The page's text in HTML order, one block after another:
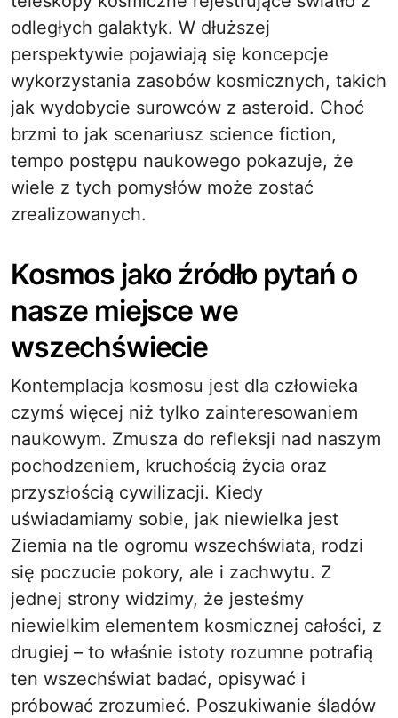
odległych galaktyk. W dłuższej
perspektywie pojawiają się koncepcje
wykorzystania zasobów kosmicznych, takich
jak wydobycie surowców z asteroid. Choć
brzmi to jak scenariusz science fiction,
tempo postępu naukowego pokazuje, że
wiele z tych pomysłów może zostać
zrealizowanych.
Kosmos jako źródło pytań o
nasze miejsce we
wszechświecie
Kontemplacja kosmosu jest dla człowieka
czymś więcej niż tylko zainteresowaniem
naukowym. Zmusza do refleksji nad naszym
pochodzeniem, kruchością życia oraz
przyszłością cywilizacji. Kiedy
uświadamiamy sobie, jak niewielka jest
Ziemia na tle ogromu wszechświata, rodzi
się poczucie pokory, ale i zachwytu. Z
jednej strony widzimy, że jesteśmy
niewielkim elementem kosmicznej całości, z
drugiej – to właśnie istoty rozumne potrafią
ten wszechświat badać, opisywać i
próbować zrozumieć. Poszukiwanie śladów